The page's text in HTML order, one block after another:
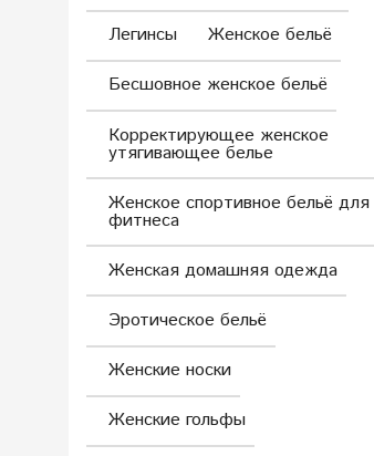
Легинсы
Женское бельё
Бесшовное женское бельё
Корректирующее женское
утягивающее белье
Женское спортивное бельё для
фитнеса
Женская домашняя одежда
Эротическое бельё
Женские носки
Женские гольфы